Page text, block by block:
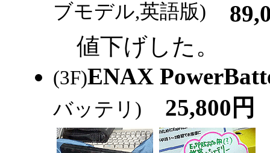
ブモデル,英語版)
値下げした。
(3F)ENAX
バッテリ) 25,800円